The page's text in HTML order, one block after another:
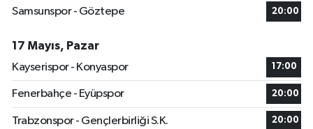
Samsunspor - Göztepe 20:00
17 Mayıs, Pazar
Kayserispor - Konyaspor
17:00
Fenerbahçe - Eyüpspor 20:00
Trabzonspor - Gençlerbirliği S.K. 20:00